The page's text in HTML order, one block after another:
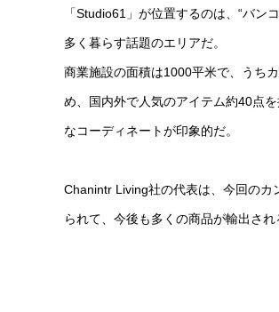
「Studio61」が位置するのは、“バ
多く暮らす話題のエリアだ。
商業施設の面積は1000平米で、うち
め、国内外で人気のアイテム約40点
なコーディネートが印象的だ。
Chanintr Living社の代表は、今回の
られて、今後も多くの商品が輸出さ